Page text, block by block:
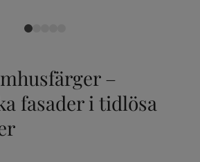
–
fasader i tidlösa